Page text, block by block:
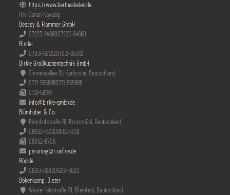
https://www.berthasladen.de
Ihn. Canan Kayaalp
Bessey & Flammer GmbH
07223-9468007223-94680
Binder
07031-65131207031-651312
Birkle Großküchentechnik GmbH
Siemensallee 19, Karlsruhe, Deutschland
0721-5558880721-555888
0721-591119
info@birkle-gmbh.de
Blümhuber & Co.
Bahnhofstraße 18, Bruckmühl, Deutschland
08062-133808062-1338
08062-8706
parumay@t-online.de
Böckle
06251-360206251-3602
Bökenkamp, Dieter
Westerfeldstraße 10, Bielefeld, Deutschland